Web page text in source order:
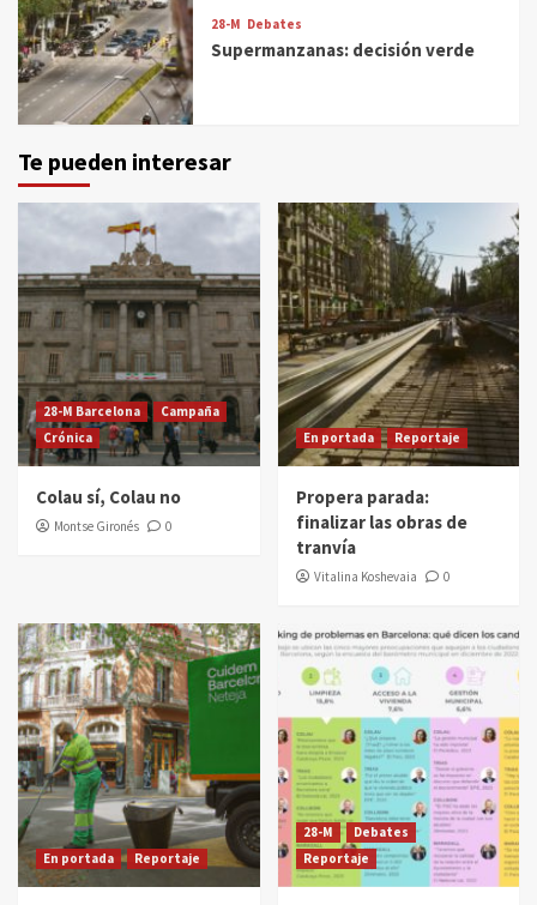
28-M Debates
Supermanzanas: decisión verde
Te pueden interesar
28-M Barcelona
Campaña
Crónica
Colau sí, Colau no
Montse Gironés 0
En portada Reportaje
Propera parada:
finalizar las obras de
tranvía
Vitalina Koshevaia 0
En portada Reportaje
28-M
Debates
Reportaje